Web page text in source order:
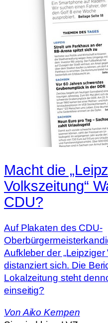
Macht die
Volkszeitung“
CDU?
Auf Plakaten des CDU-
Aufkleber der
distanziert sich. Die
Lokalzeitung steht
einseitig?
Von Aiko Kempen